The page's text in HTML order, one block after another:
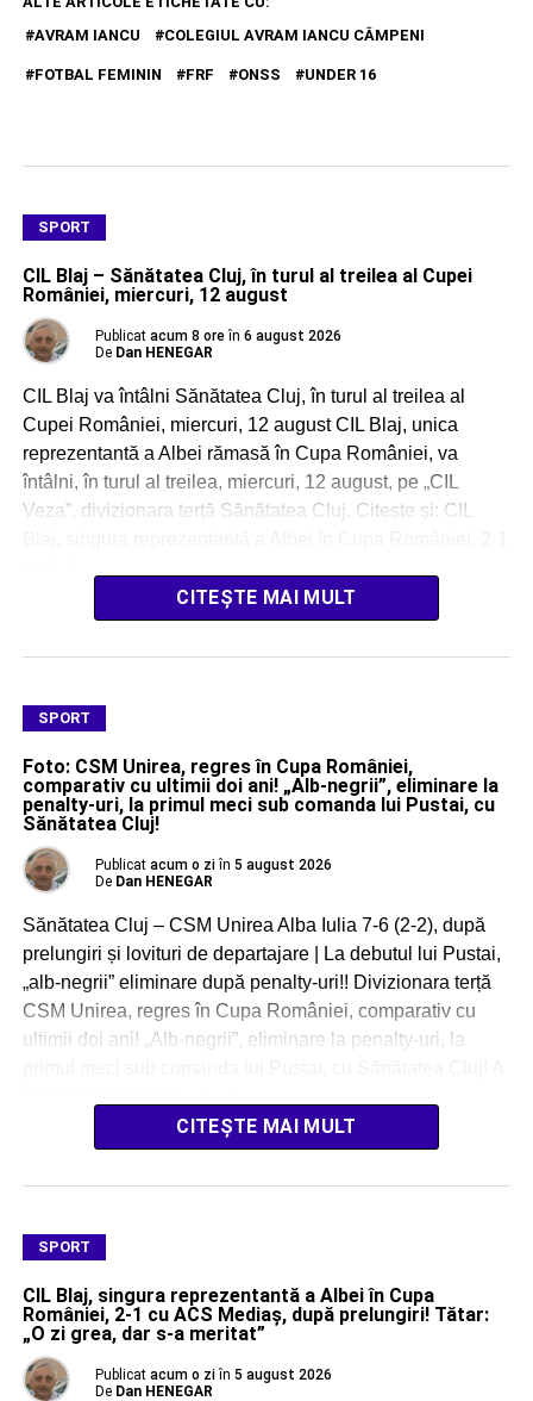
AVRAM IANCU
COLEGIUL AVRAM IANCU CÂMPENI
FOTBAL FEMININ FRF ONSS UNDER 16
SPORT
CIL Blaj – Sănătatea Cluj, în turul al treilea al Cupei
României, miercuri, 12 august
Publicat acum 8 ore în 6 august 2026
De Dan HENEGAR
CIL Blaj va întâlni Sănătatea Cluj, în turul al treilea al
Cupei României, miercuri, 12 august CIL Blaj, unica
reprezentantă a Albei rămasă în Cupa României, va
întâlni, în turul al treilea, miercuri, 12 august, pe „CIL
Veza”, divizionara terță Sănătatea Cluj. Citește și: CIL
CITEȘTE MAI MULT
SPORT
Foto: CSM Unirea, regres în Cupa României,
comparativ cu ultimii doi ani! „Alb-negrii”, eliminare la
penalty-uri, la primul meci sub comanda lui Pustai, cu
Sănătatea Cluj!
Publicat acum o zi în 5 august 2026
De Dan HENEGAR
Sănătatea Cluj – CSM Unirea Alba Iulia 7-6 (2-2), după
prelungiri și lovituri de departajare | La debutul lui Pustai,
„alb-negrii” eliminare după penalty-uri!! Divizionara terță
CSM Unirea, regres în Cupa României, comparativ cu
ultimii doi ani! „Alb-negrii”, eliminare la penalty-uri, la
CITEȘTE MAI MULT
SPORT
CIL Blaj, singura reprezentantă a Albei în Cupa
României, 2-1 cu ACS Mediaș, după prelungiri! Tătar:
„O zi grea, dar s-a meritat”
Publicat acum o zi în 5 august 2026
De Dan HENEGAR